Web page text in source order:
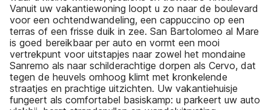
Vanuit uw vakantiewoning loopt u zo naar de boulevard
voor een ochtendwandeling, een cappuccino op een
terras of een frisse duik in zee. San Bartolomeo al Mare
is goed bereikbaar per auto en vormt een mooi
vertrekpunt voor uitstapjes naar zowel het mondaine
Sanremo als naar schilderachtige dorpen als Cervo, dat
tegen de heuvels omhoog klimt met kronkelende
straatjes en prachtige uitzichten. Uw vakantiehuisje
fungeert als comfortabel basiskamp: u parkeert uw auto